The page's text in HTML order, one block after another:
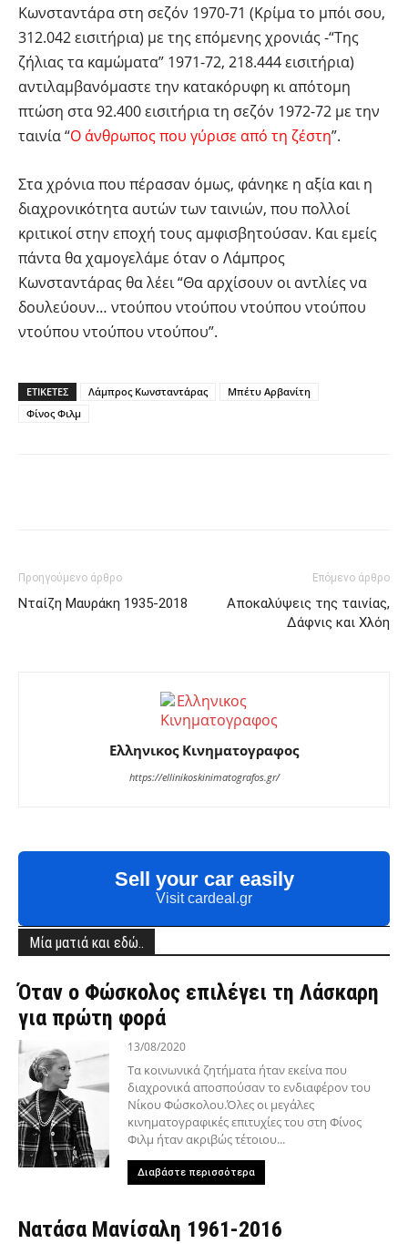
Κωνσταντάρα στη σεζόν 1970-71 (Κρίμα το μπόι σου,
312.042 εισιτήρια) με της επόμενης χρονιάς -“Της
ζήλιας τα καμώματα” 1971-72, 218.444 εισιτήρια)
αντιλαμβανόμαστε την κατακόρυφη κι απότομη
πτώση στα 92.400 εισιτήρια τη σεζόν 1972-72 με την
ταινία “Ο άνθρωπος που γύρισε από τη ζέστη”.
Στα χρόνια που πέρασαν όμως, φάνηκε η αξία και η
διαχρονικότητα αυτών των ταινιών, που πολλοί
κριτικοί στην εποχή τους αμφισβητούσαν. Και εμείς
πάντα θα χαμογελάμε όταν ο Λάμπρος
Κωνσταντάρας θα λέει “Θα αρχίσουν οι αντλίες να
δουλεύουν… ντούπου ντούπου ντούπου ντούπου
ντούπου ντούπου ντούπου”.
ΕΤΙΚΕΤΕΣ Λάμπρος Κωνσταντάρας
Μπέτυ Αρβανίτη
Φίνος Φιλμ
Προηγούμενο άρθρο
Νταίζη Μαυράκη 1935-2018
Επόμενο άρθρο
Αποκαλύψεις της ταινίας,
Δάφνις και Χλόη
Ελληνικος Κινηματογραφος
https://ellinikoskinimatografos.gr/
Sell your car easily
Visit cardeal.gr
Μία ματιά και εδώ..
Όταν ο Φώσκολος επιλέγει τη Λάσκαρη
για πρώτη φορά
13/08/2020
Τα κοινωνικά ζητήματα ήταν εκείνα που
διαχρονικά αποσπούσαν το ενδιαφέρον του
Νίκου Φώσκολου.Όλες οι μεγάλες
κινηματογραφικές επιτυχίες του στη Φίνος
Φιλμ ήταν ακριβώς τέτοιου...
Διαβάστε περισσότερα
Νατάσα Μανίσαλη 1961-2016